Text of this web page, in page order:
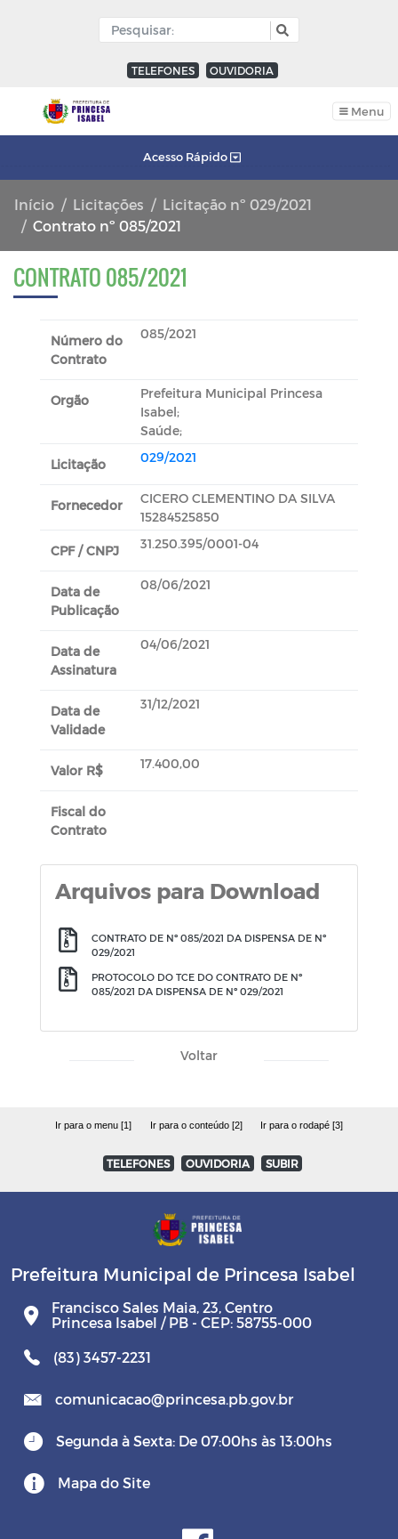
TELEFONES OUVIDORIA
Menu
Acesso Rápido
Início Licitações
Licitação nº 029/2021
Contrato nº 085/2021
CONTRATO 085/2021
Número do
Contrato
085/2021
Orgão
Prefeitura Municipal Princesa
Isabel;
Saúde;
Licitação 029/2021
Fornecedor
CICERO CLEMENTINO DA SILVA
15284525850
CPF / CNPJ 31.250.395/0001-04
Data de
Publicação
08/06/2021
Data de
Assinatura
04/06/2021
Data de
Validade
31/12/2021
Valor R$ 17.400,00
Fiscal do
Contrato
Arquivos para Download
CONTRATO DE Nº 085/2021 DA DISPENSA DE Nº
029/2021
PROTOCOLO DO TCE DO CONTRATO DE Nº
085/2021 DA DISPENSA DE Nº 029/2021
Voltar
Ir para o menu [1] Ir para o conteúdo [2] Ir para o rodapé [3]
TELEFONES OUVIDORIA SUBIR
Prefeitura Municipal de Princesa Isabel
Francisco Sales Maia, 23, Centro
Princesa Isabel / PB - CEP: 58755-000
(83) 3457-2231
comunicacao@princesa.pb.gov.br
Segunda à Sexta: De 07:00hs às 13:00hs
Mapa do Site